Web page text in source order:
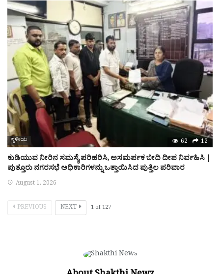
ಸ್ಥಳೀಯ 62 12
ಕುಡಿಯುವ ನೀರಿನ ಸಮಸ್ಯೆ ಪರಿಹರಿಸಿ, ಅಸಮರ್ಪಕ ಬೀದಿ ದೀಪ ನಿರ್ವಹಿಸಿ |
ಪುತ್ತೂರು ನಗರಸಭೆ ಅಧಿಕಾರಿಗಳನ್ನು ಒತ್ತಾಯಿಸಿದ ಪುತ್ತಿಲ ಪರಿವಾರ
August 1, 2026
PREVIOUS NEXT 1 of127